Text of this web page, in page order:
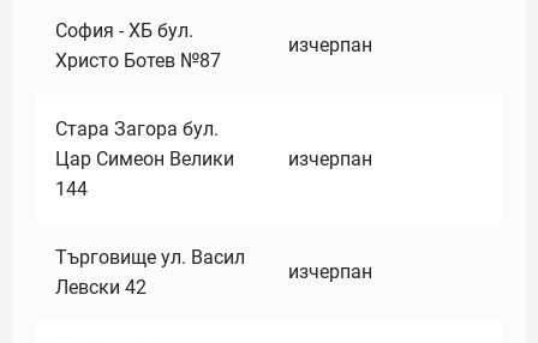
София - ХБ бул.
Христо Ботев №87
изчерпан
Стара Загора бул.
Цар Симеон Велики
144
изчерпан
Търговище ул. Васил
Левски 42
изчерпан